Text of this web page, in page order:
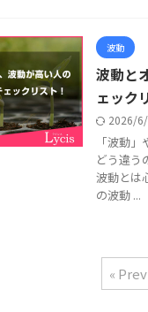
波動
波動と
ェック
2026/
「波動
どう違う
波動とは
の波動 ...
« Prev